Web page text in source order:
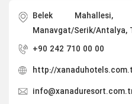
Belek Mahallesi,
Manavgat/Serik/Antalya,
+90 242 710 00 00
http://